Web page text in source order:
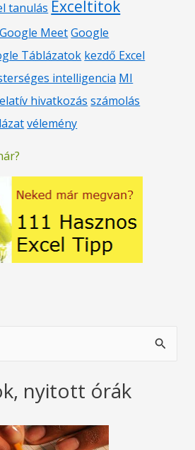
tanulás Exceltitok
Google MeetGoogle
Táblázatok kezdő Excel
intelligencia MI
hivatkozás számolás
vélemény
nyitott órák